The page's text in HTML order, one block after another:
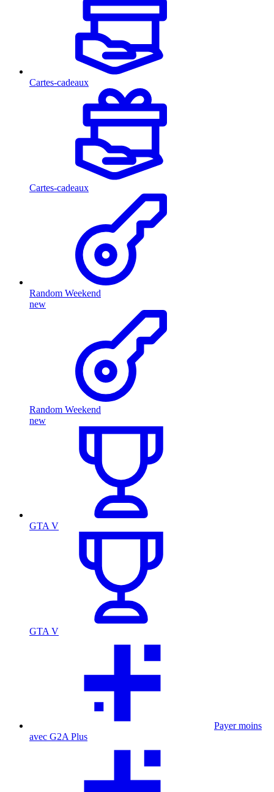
Cartes-cadeaux
Cartes-cadeaux
Random Weekend
new
Random Weekend
new
GTA V
GTA V
Payer moins
avec G2A Plus